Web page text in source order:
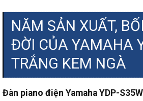
NĂM SẢN XUẤT,
ĐỜI CỦA YAMAHA
TRẮNG KEM NGÀ
Đàn piano điện Yamaha YDP-